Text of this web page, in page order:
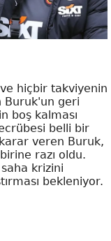
hiçbir takviyenin
Buruk'un geri
boş kalması
belli bir
veren Buruk,
razı oldu.
krizini
bekleniyor.